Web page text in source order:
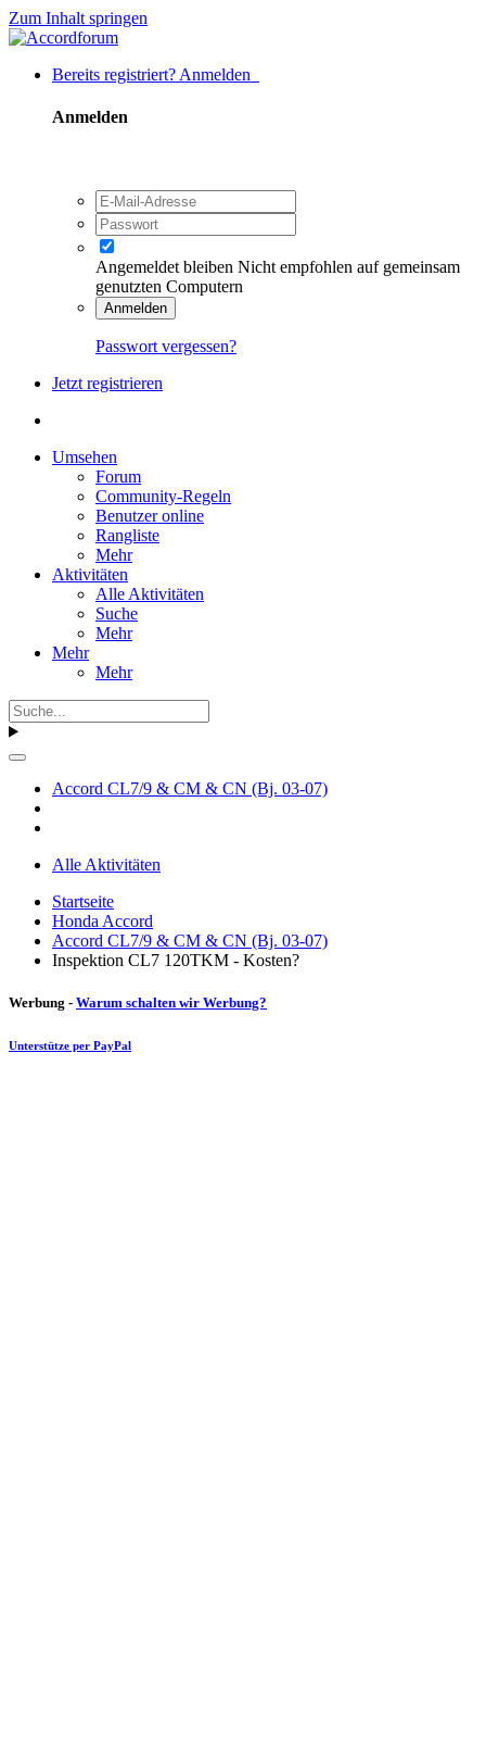
Zum Inhalt springen
Bereits registriert? Anmelden
Anmelden
Angemeldet bleiben Nicht empfohlen auf gemeinsam
genutzten Computern
Anmelden
Passwort vergessen?
Jetzt registrieren
Umsehen
Forum
Community-Regeln
Benutzer online
Rangliste
Mehr
Aktivitäten
Alle Aktivitäten
Suche
Mehr
Mehr
Mehr
Accord CL7/9 & CM & CN (Bj. 03-07)
Alle Aktivitäten
Startseite
Honda Accord
Accord CL7/9 & CM & CN (Bj. 03-07)
Inspektion CL7 120TKM - Kosten?
Werbung - Warum schalten wir Werbung?
Unterstütze per PayPal